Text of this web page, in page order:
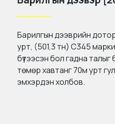
Барилгын дээврийн дотор
урт, (501,3 тн) C345
бүтээсэн бол гадна
төмөр хавтанг 70м урт
эмхэрдэн холбов.